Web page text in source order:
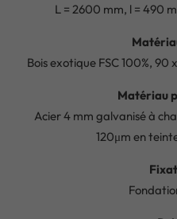
L = 2600 mm, l = 490
Bois exotique FSC 100%, 90
Matériau
Acier 4 mm galvanisé à
120μm en